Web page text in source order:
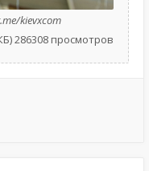
kievxcom
286308 просмотров